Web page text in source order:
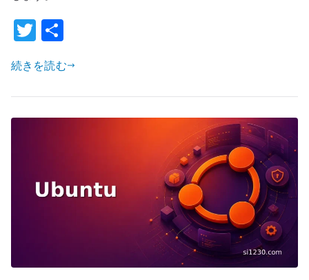
本
設
定
複
T
w
it
te
r
続きを読む